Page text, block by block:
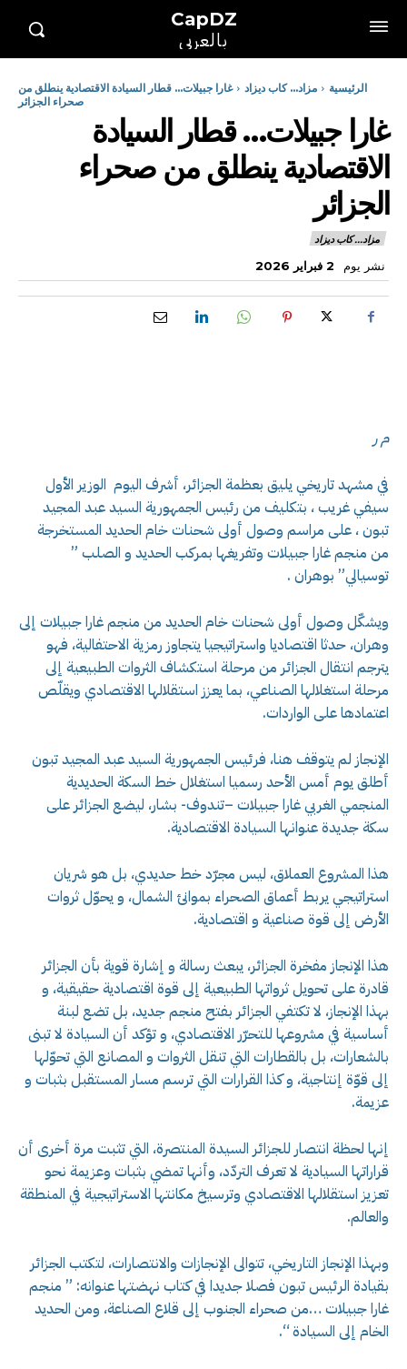
CapDZ
بالعربي
الرئيسية مزاد... كاب ديزاد
غارا جبيلات... قطار السيادة الاقتصادية ينطلق من
صحراء الجزائر
غارا جبيلات… قطار السيادة
الاقتصادية ينطلق من صحراء
الجزائر
مزاد... كاب ديزاد
نشر يوم 2 فبراير 2026
م ر
في مشهد تاريخي يليق بعظمة الجزائر، أشرف اليوم الوزير الأول
سيفي غريب ، بتكليف من رئيس الجمهورية السيد عبد المجيد
تبون ، على مراسم وصول أولى شحنات خام الحديد المستخرجة
من منجم غارا جبيلات وتفريغها بمركب الحديد و الصلب ”
توسيالي” بوهران .
ويشكّل وصول أولى شحنات خام الحديد من منجم غارا جبيلات إلى
وهران، حدثا اقتصاديا واستراتيجيا يتجاوز رمزية الاحتفالية، فهو
يترجم انتقال الجزائر من مرحلة استكشاف الثروات الطبيعية إلى
مرحلة استغلالها الصناعي، بما يعزز استقلالها الاقتصادي ويقلّص
اعتمادها على الواردات.
الإنجاز لم يتوقف هنا، فرئيس الجمهورية السيد عبد المجيد تبون
أطلق يوم أمس الأحد رسميا استغلال خط السكة الحديدية
المنجمي الغربي غارا جبيلات –تندوف- بشار، ليضع الجزائر على
سكة جديدة عنوانها السيادة الاقتصادية.
هذا المشروع العملاق، ليس مجرّد خط حديدي، بل هو شريان
استراتيجي يربط أعماق الصحراء بموانئ الشمال، و يحوّل ثروات
الأرض إلى قوة صناعية و اقتصادية.
هذا الإنجاز مفخرة الجزائر، يبعث رسالة و إشارة قوية بأن الجزائر
قادرة على تحويل ثرواتها الطبيعية إلى قوة اقتصادية حقيقية، و
بهذا الإنجاز، لا تكتفي الجزائر بفتح منجم جديد، بل تضع لبنة
أساسية في مشروعها للتحرّر الاقتصادي، و تؤكد أن السيادة لا تبنى
بالشعارات، بل بالقطارات التي تنقل الثروات و المصانع التي تحوّلها
إلى قوّة إنتاجية، و كذا القرارات التي ترسم مسار المستقبل بثبات و
عزيمة.
إنها لحظة انتصار للجزائر السيدة المنتصرة، التي تثبت مرة أخرى أن
قراراتها السيادية لا تعرف التردّد، وأنها تمضي بثبات وعزيمة نحو
تعزيز استقلالها الاقتصادي وترسيخ مكانتها الاستراتيجية في المنطقة
والعالم.
وبهذا الإنجاز التاريخي، تتوالى الإنجازات والانتصارات، لتكتب الجزائر
بقيادة الرئيس تبون فصلا جديدا في كتاب نهضتها عنوانه: ” منجم
غارا جبيلات …من صحراء الجنوب إلى قلاع الصناعة، ومن الحديد
الخام إلى السيادة “.